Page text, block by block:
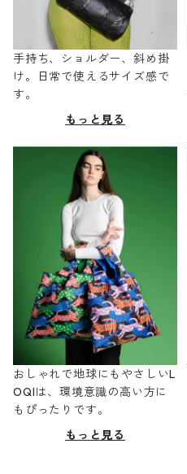
手持ち、ショルダー、斜め掛
け。日常で使えるサイズ感で
す。
もっと見る
おしゃれで地球にもやさしいL
OQIは、環境意識の高い方に
もぴったりです。
もっと見る